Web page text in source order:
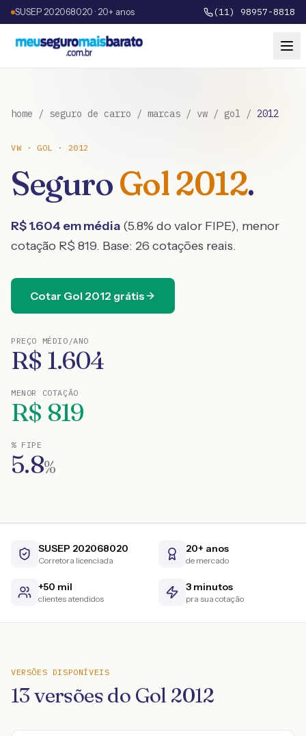
SUSEP 202068020 · 20+ anos (11) 98957-8818
home / seguro de carro / marcas / vw / gol / 2012
VW · GOL · 2012
SeguroGol2012.
R$1.604 em média (5.8% do valor FIPE), menor
cotação R$ 819. Base: 26 cotações reais.
Cotar Gol 2012 grátis
PREÇO MÉDIO/ANO
R$ 1.604
MENOR COTAÇÃO
R$ 819
% FIPE
5.8%
SUSEP 202068020
Corretora licenciada
20+ anos
de mercado
+50 mil
clientes atendidos
3 minutos
pra sua cotação
VERSÕES DISPONÍVEIS
13versões do Gol 2012